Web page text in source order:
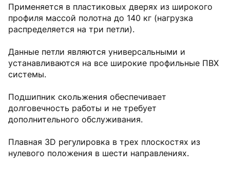
Применяется в пластиковых дверях из широкого
профиля массой полотна до 140 кг (нагрузка
распределяется на три петли).
Данные петли являются универсальными и
устанавливаются на все широкие профильные ПВХ
системы.
Подшипник скольжения обеспечивает
долговечность работы и не требует
дополнительного обслуживания.
Плавная 3D регулировка в трех плоскостях из
нулевого положения в шести направлениях.